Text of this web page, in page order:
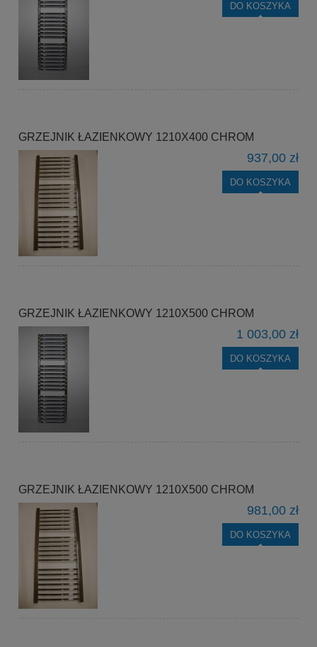
DO KOSZYKA
GRZEJNIK ŁAZIENKOWY 1210X400 CHROM
937,00 zł
DO KOSZYKA
GRZEJNIK ŁAZIENKOWY 1210X500 CHROM
1 003,00 zł
DO KOSZYKA
GRZEJNIK ŁAZIENKOWY 1210X500 CHROM
981,00 zł
DO KOSZYKA